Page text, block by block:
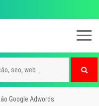
Google Adwords